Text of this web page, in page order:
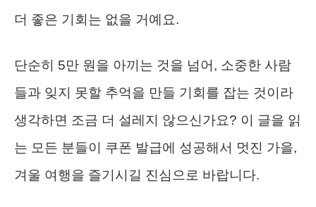
더 좋은 기회는 없을 거예요.
단순히 5만 원을 아끼는 것을 넘어, 소중한 사람
들과 잊지 못할 추억을 만들 기회를 잡는 것이라
생각하면 조금 더 설레지 않으신가요? 이 글을 읽
는 모든 분들이 쿠폰 발급에 성공해서 멋진 가을,
겨울 여행을 즐기시길 진심으로 바랍니다.